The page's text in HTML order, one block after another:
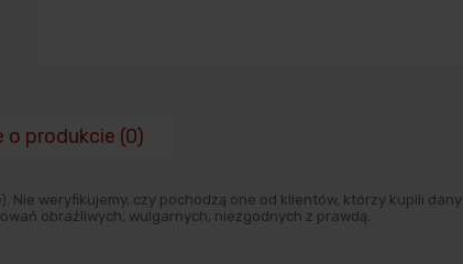
o produkcie (0)
Nie weryfikujemy, czy pochodzą one od klientów, którzy kupili dany
obraźliwych, wulgarnych, niezgodnych z prawdą.